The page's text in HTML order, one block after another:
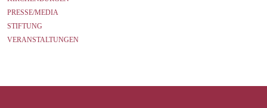
PRESSE/MEDIA
STIFTUNG
VERANSTALTUNGEN